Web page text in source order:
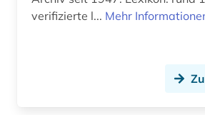
luftwaffe (1)
management (1)
verifizierte l... Mehr